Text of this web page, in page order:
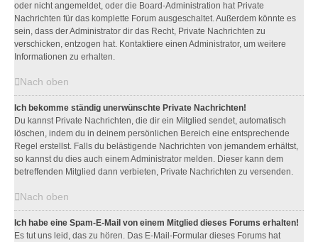
oder nicht angemeldet, oder die Board-Administration hat Private
Nachrichten für das komplette Forum ausgeschaltet. Außerdem könnte es
sein, dass der Administrator dir das Recht, Private Nachrichten zu
verschicken, entzogen hat. Kontaktiere einen Administrator, um weitere
Informationen zu erhalten.
Nach oben
Ich bekomme ständig unerwünschte Private Nachrichten!
Du kannst Private Nachrichten, die dir ein Mitglied sendet, automatisch
löschen, indem du in deinem persönlichen Bereich eine entsprechende
Regel erstellst. Falls du belästigende Nachrichten von jemandem erhältst,
so kannst du dies auch einem Administrator melden. Dieser kann dem
betreffenden Mitglied dann verbieten, Private Nachrichten zu versenden.
Nach oben
Ich habe eine Spam-E-Mail von einem Mitglied dieses Forums erhalten!
Es tut uns leid, das zu hören. Das E-Mail-Formular dieses Forums hat